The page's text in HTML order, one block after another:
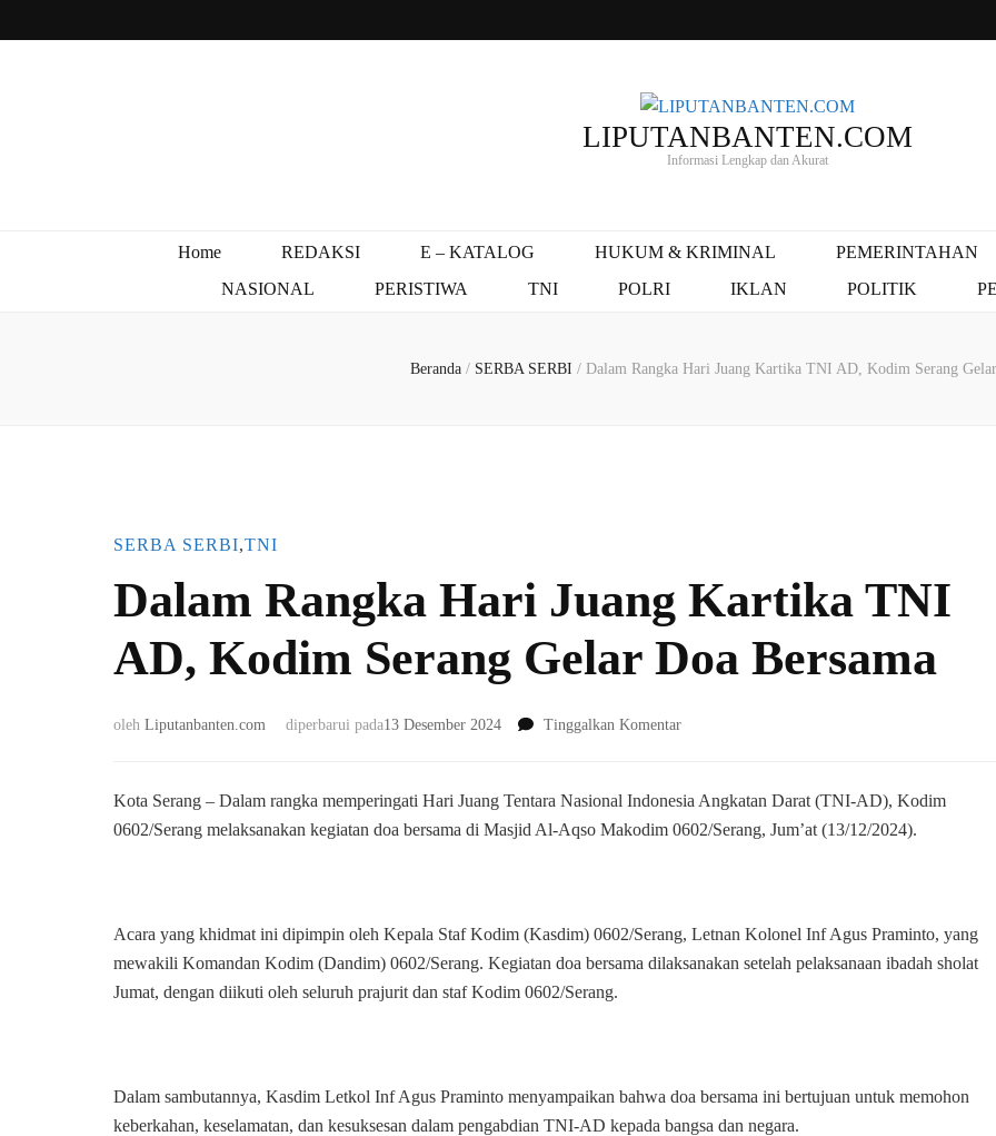
LIPUTANBANTEN.COM
Informasi Lengkap dan Akurat
Home REDAKSI E – KATALOG HUKUM & KRIMINAL
PEMERINTAHAN
NASIONAL
PERISTIWA TNI POLRI IKLAN POLITIK
Beranda / SERBA SERBI / Dalam Rangka Hari Juang Kartika TNI AD, Kodim Serang
SERBA SERBI,TNI
Dalam Rangka Hari Juang Kartika TNI
AD, Kodim Serang Gelar Doa Bersama
oleh Liputanbanten.com diperbarui pada13 Desember 2024 Tinggalkan Komentarpada
Hari
Kartika
Serang
Gelar
Kota Serang – Dalam rangka memperingati Hari Juang Tentara Nasional Indonesia Angkatan Darat (TNI-AD), Kodim
0602/Serang melaksanakan kegiatan doa bersama di Masjid Al-Aqso Makodim 0602/Serang, Jum’at (13/12/2024).
Acara yang khidmat ini dipimpin oleh Kepala Staf Kodim (Kasdim) 0602/Serang, Letnan Kolonel Inf Agus Praminto, yang
mewakili Komandan Kodim (Dandim) 0602/Serang. Kegiatan doa bersama dilaksanakan setelah pelaksanaan ibadah sholat
Jumat, dengan diikuti oleh seluruh prajurit dan staf Kodim 0602/Serang.
Dalam sambutannya, Kasdim Letkol Inf Agus Praminto menyampaikan bahwa doa bersama ini bertujuan untuk memohon
keberkahan, keselamatan, dan kesuksesan dalam pengabdian TNI-AD kepada bangsa dan negara.